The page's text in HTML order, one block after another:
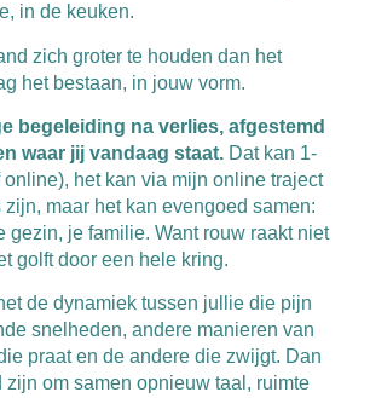
in de keuken.
zich groter te houden dan het
het bestaan, in jouw vorm.
begeleiding na verlies, afgestemd
waar jij vandaag staat. Dat kan 1-
het kan via mijn online traject
maar het kan evengoed samen:
gezin, je familie. Want rouw raakt niet
golft door een hele kring.
de dynamiek tussen jullie die pijn
snelheden, andere manieren van
praat en de andere die zwijgt. Dan
zijn om samen opnieuw taal, ruimte